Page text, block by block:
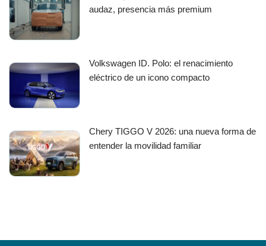
audaz, presencia más premium
Volkswagen ID. Polo: el renacimiento
eléctrico de un icono compacto
Chery TIGGO V 2026: una nueva forma de
entender la movilidad familiar